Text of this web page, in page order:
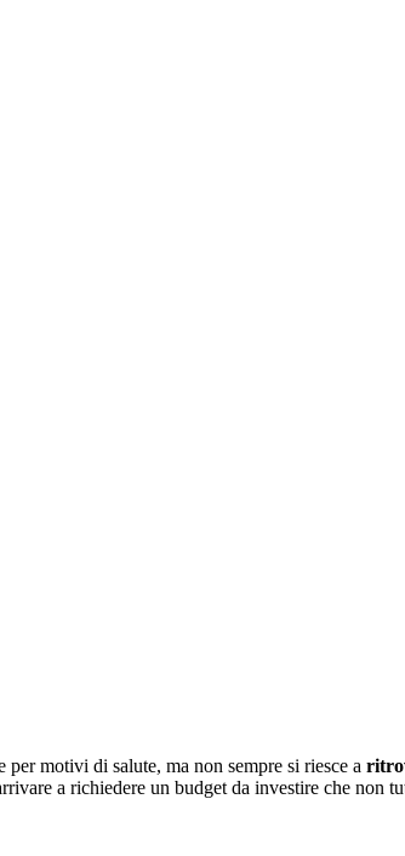
per motivi di salute, ma non sempre si riesce a
a richiedere un budget da investire che non